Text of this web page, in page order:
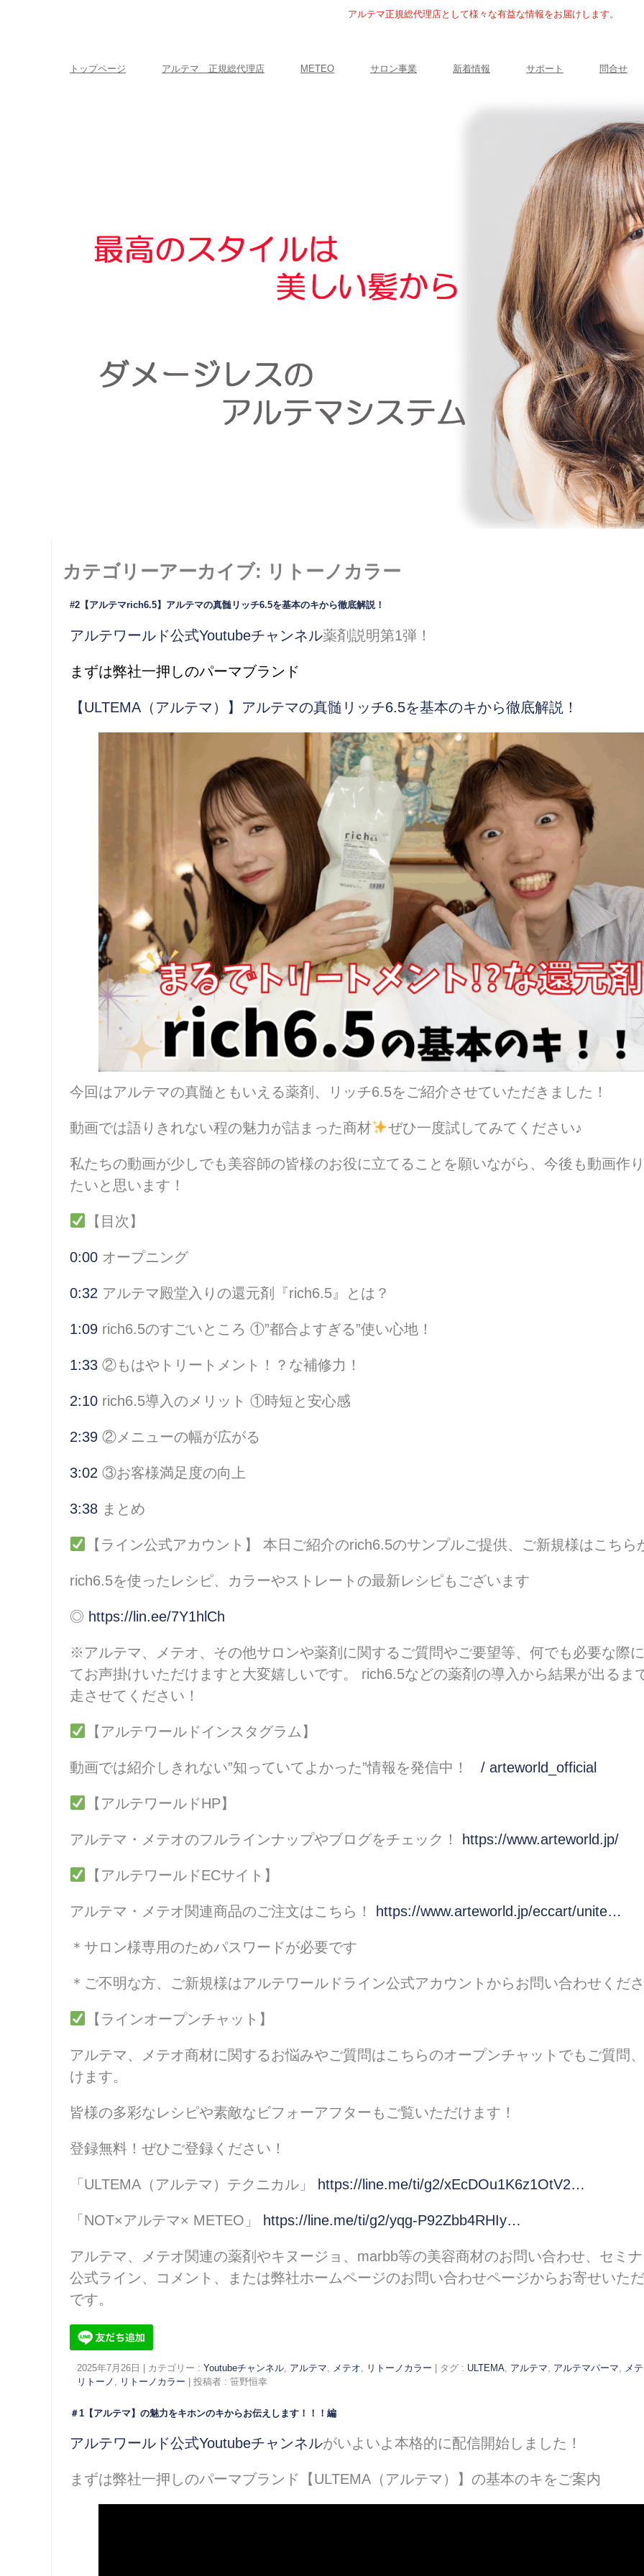
アルテマ正規総代理店として様々な有益な情報をお届けします。
トップページ アルテマ 正規総代理店 METEO サロン事業 新着情報 サポート 問合せ
カテゴリーアーカイブ: リトーノカラー
#2【アルテマrich6.5】アルテマの真髄リッチ6.5を基本のキから徹底解説！
アルテワールド公式Youtubeチャンネル薬剤説明第1弾！
まずは弊社一押しのパーマブランド
【ULTEMA（アルテマ）】アルテマの真髄リッチ6.5を基本のキから徹底解説！
今回はアルテマの真髄ともいえる薬剤、リッチ6.5をご紹介させていただきました！
動画では語りきれない程の魅力が詰まった商材 ぜひ一度試してみてください♪
私たちの動画が少しでも美容師の皆様のお役に立てることを願いながら、今後も動画作
たいと思います！
【目次】
0:00 オープニング
0:32 アルテマ殿堂入りの還元剤『rich6.5』とは？
1:09 rich6.5のすごいところ ①”都合よすぎる”使い心地！
1:33 ②もはやトリートメント！？な補修力！
2:10 rich6.5導入のメリット ①時短と安心感
2:39 ②メニューの幅が広がる
3:02 ③お客様満足度の向上
3:38 まとめ
【ライン公式アカウント】 本日ご紹介のrich6.5のサンプルご提供、ご新規様はこちら
rich6.5を使ったレシピ、カラーやストレートの最新レシピもございます
◎ https://lin.ee/7Y1hlCh
※アルテマ、メテオ、その他サロンや薬剤に関するご質問やご要望等、何でも必要な際
てお声掛けいただけますと大変嬉しいです。 rich6.5などの薬剤の導入から結果が出るま
走させてください！
【アルテワールドインスタグラム】
動画では紹介しきれない”知っていてよかった”情報を発信中！ / arteworld_official
【アルテワールドHP】
アルテマ・メテオのフルラインナップやブログをチェック！ https://www.arteworld.jp/
【アルテワールドECサイト】
アルテマ・メテオ関連商品のご注文はこちら！ https://www.arteworld.jp/eccart/unite…
＊サロン様専用のためパスワードが必要です
＊ご不明な方、ご新規様はアルテワールドライン公式アカウントからお問い合わせくだ
【ラインオープンチャット】
アルテマ、メテオ商材に関するお悩みやご質問はこちらのオープンチャットでもご質問
けます。
皆様の多彩なレシピや素敵なビフォーアフターもご覧いただけます！
登録無料！ぜひご登録ください！
「ULTEMA（アルテマ）テクニカル」 https://line.me/ti/g2/xEcDOu1K6z1OtV2…
「NOT×アルテマ× METEO」 https://line.me/ti/g2/yqg-P92Zbb4RHIy…
アルテマ、メテオ関連の薬剤やキヌージョ、marbb等の美容商材のお問い合わせ、セミ
公式ライン、コメント、または弊社ホームページのお問い合わせページからお寄せいた
です。
2025年7月26日 カテゴリー : Youtubeチャンネル アルテマ メテオ リトーノカラー タグ : ULTEMA アルテマ アルテマパーマ
メ
リトーノ
リトーノカラー 投稿者 : 笹野恒幸
＃1【アルテマ】の魅力をキホンのキからお伝えします！！！編
アルテワールド公式Youtubeチャンネルがいよいよ本格的に配信開始しました！
まずは弊社一押しのパーマブランド【ULTEMA（アルテマ）】の基本のキをご案内